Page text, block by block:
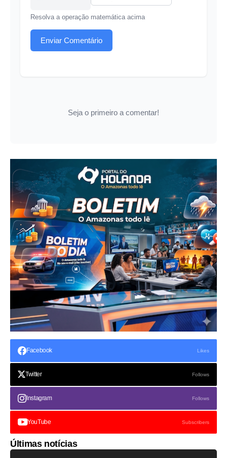
Resolva a operação matemática acima
Enviar Comentário
Seja o primeiro a comentar!
Facebook Likes
Twitter Follows
Instagram Follows
YouTube Subscribers
Últimas notícias